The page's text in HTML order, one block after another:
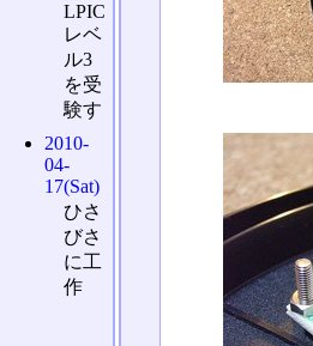
LPIC
レベ
ル3
を受
験す
2010-
04-
17(Sat)
ひさ
びさ
に工
作